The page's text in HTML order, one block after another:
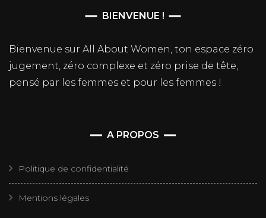
BIENVENUE !
Bienvenue sur All About Women, ton espace zéro
jugement, zéro complexe et zéro prise de tête,
pensé par les femmes et pour les femmes !
A PROPOS
Politique de confidentialité
Mentions légales